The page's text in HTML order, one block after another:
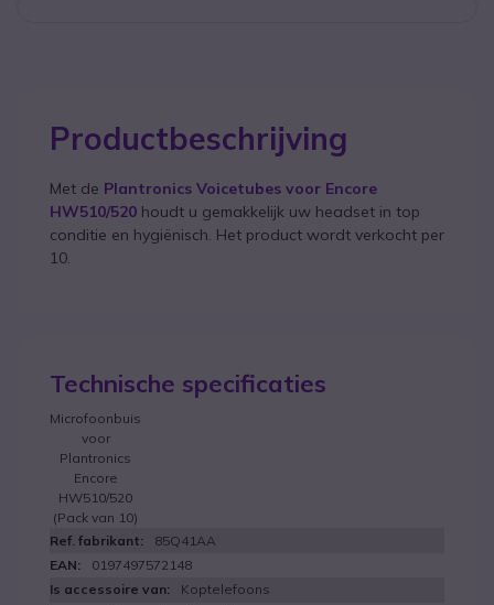
Productbeschrijving
Met de Plantronics Voicetubes voor Encore
HW510/520 houdt u gemakkelijk uw headset in top
conditie en hygiënisch. Het product wordt verkocht per
10.
Technische specificaties
Microfoonbuis
voor
Plantronics
Encore
HW510/520
(Pack van 10)
85Q41AA
0197497572148
Koptelefoons